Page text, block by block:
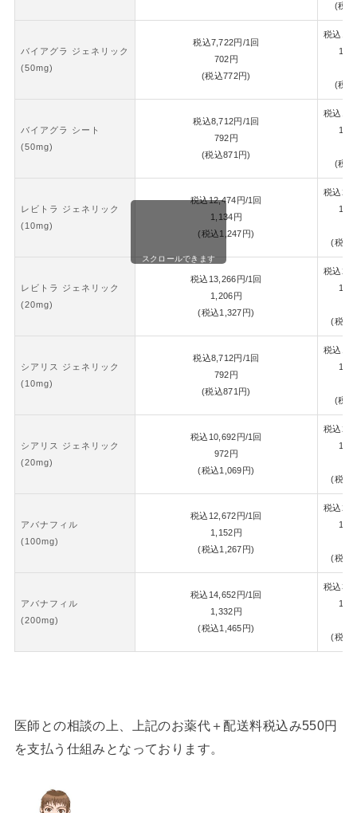
(税込
バイアグラ ジェネリック
(50mg)
税込7,722円/1回
702円
(税込772円)
税込
1錠
(税込
バイアグラ シート
(50mg)
税込8,712円/1回
792円
(税込871 円)
税込
1錠
(税込
レビトラ ジェネリック
(10mg)
税込12,474円/1回
1,134円
(税込1,247円)
税込
1錠
(税込
レビトラ ジェネリック
(20mg)
税込 13,266円/1回
1,206円
(税込1,327円)
税込
1錠
(税込
シアリス ジェネリック
(10mg)
税込8,712円/1回
792円
(税込871 円)
税込
1錠
(税込
シアリス ジェネリック
(20mg)
税込 10,692円/1回
972円
(税込1,069円)
税込
1錠
(税込
アバナフィル
(100mg)
税込 12,672円/1回
1,152円
(税込1,267円)
税込
1錠
(税込
アバナフィル
(200mg)
税込 14,652円/1回
1,332円
(税込1,465円)
税込
1錠
(税込
スクロールできます
医師との相談の上、上記のお薬代＋配送料税込み550円
を支払う仕組みとなっております。